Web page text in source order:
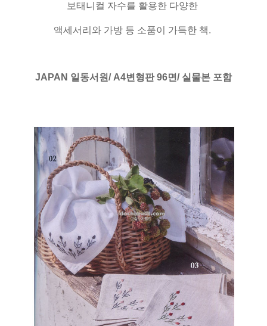
보태니컬 자수를 활용한 다양한
액세서리와 가방 등 소품이 가득한 책.
JAPAN 일동서원/ A4변형판 96면/ 실물본 포함